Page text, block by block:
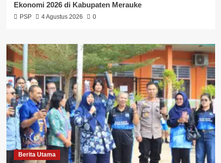
Ekonomi 2026 di Kabupaten Merauke
PSP 4 Agustus 2026 0
Berita Utama